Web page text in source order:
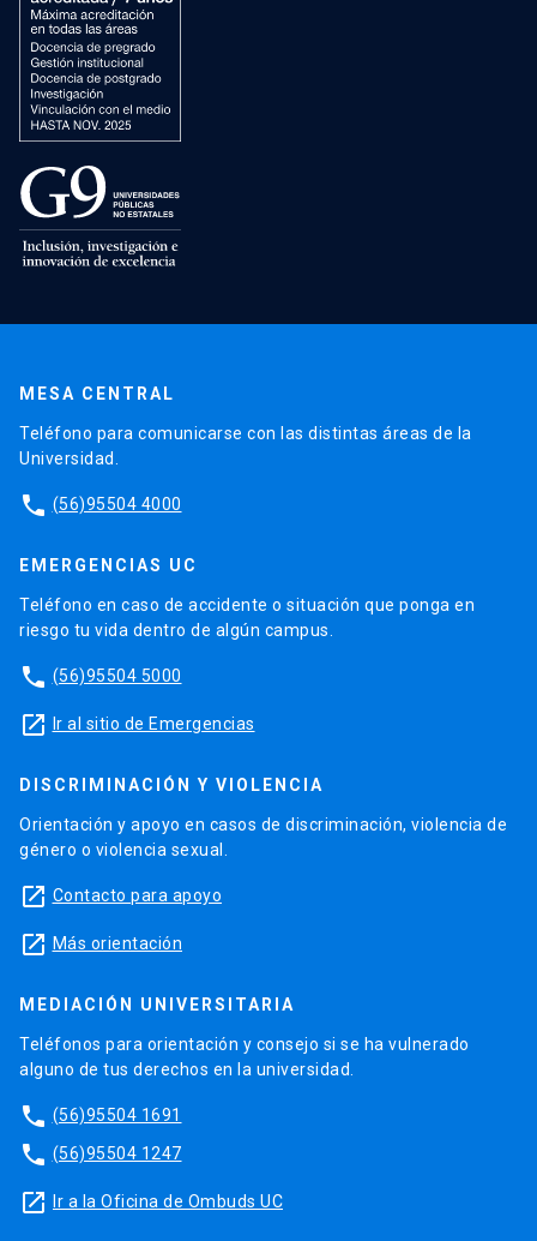
MESA CENTRAL
Teléfono para comunicarse con las distintas áreas de la
Universidad.
phone (56)95504 4000
EMERGENCIAS UC
Teléfono en caso de accidente o situación que ponga en
riesgo tu vida dentro de algún campus.
phone (56)95504 5000
launch Ir al sitio de Emergencias
DISCRIMINACIÓN Y VIOLENCIA
Orientación y apoyo en casos de discriminación, violencia de
género o violencia sexual.
launch Contacto para apoyo
launch Más orientación
MEDIACIÓN UNIVERSITARIA
Teléfonos para orientación y consejo si se ha vulnerado
alguno de tus derechos en la universidad.
phone (56)95504 1691
phone (56)95504 1247
launch Ir a la Oficina de Ombuds UC